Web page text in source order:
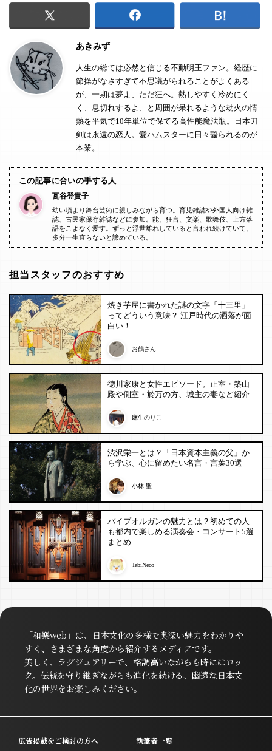
あきみず
人生の総ては必然と信じる不動明王ファン。経歴に
節操がなさすぎて不思議がられることがよくある
が、一期は夢よ、ただ狂へ。熱しやすく冷めにく
く、息切れするよ、と周囲が呆れるような劫火の情
熱を平気で10年単位で保てる高性能魔法瓶。日本刀
剣は永遠の恋人。愛ハムスターに日々齧られるのが
本業。
この記事に合いの手する人
瓦谷登貴子
幼い頃より舞台芸術に親しみながら育つ。育児雑誌や外国人向け雑
誌、古民家保存雑誌などに参加。能、狂言、文楽、歌舞伎、上方落
語をこよなく愛す。ずっと浮世離れしていると言われ続けていて、
多分一生直らないと諦めている。
担当スタッフのおすすめ
焼き芋屋に書かれた謎の文字「十三里」
ってどういう意味？ 江戸時代の洒落が面
白い！
お鶴さん
徳川家康と女性エピソード。正室・築山
殿や側室・於万の方、城主の妻など紹介
麻生のりこ
渋沢栄一とは？「日本資本主義の父」か
ら学ぶ、心に留めたい名言・言葉30選
小林 聖
パイプオルガンの魅力とは？初めての人
も都内で楽しめる演奏会・コンサート5選
まとめ
TabiNeco
「和樂web」は、日本文化の多様で奥深い魅力をわかりや
すく、さまざまな角度から紹介するメディアです。
美しく、ラグジュアリーで、格調高いながらも時にはロッ
ク。伝統を守り継ぎながらも進化を続ける、幽遠な日本文
化の世界をお楽しみください。
広告掲載をご検討の方へ 執筆者一覧